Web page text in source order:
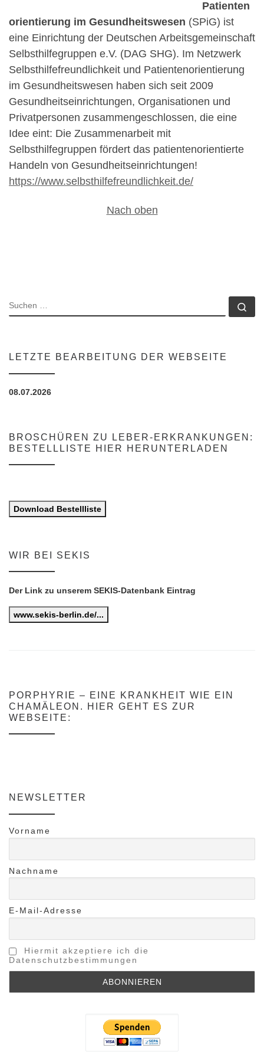
Patienten
orientierung im Gesundheitswesen (SPiG) ist
eine Einrichtung der Deutschen Arbeitsgemeinschaft
Selbsthilfegruppen e.V. (DAG SHG). Im Netzwerk
Selbsthilfefreundlichkeit und Patientenorientierung
im Gesundheitswesen haben sich seit 2009
Gesundheitseinrichtungen, Organisationen und
Privatpersonen zusammengeschlossen, die eine
Idee eint: Die Zusammenarbeit mit
Selbsthilfegruppen fördert das patientenorientierte
Handeln von Gesundheitseinrichtungen!
https://www.selbsthilfefreundlichkeit.de/
Nach oben
SUCHE
LETZTE BEARBEITUNG DER WEBSEITE
08.07.2026
BROSCHÜREN ZU LEBER-ERKRANKUNGEN:
BESTELLLISTE HIER HERUNTERLADEN
Download Bestellliste
WIR BEI SEKIS
Der Link zu unserem SEKIS-Datenbank Eintrag
www.sekis-berlin.de/...
PORPHYRIE – EINE KRANKHEIT WIE EIN
CHAMÄLEON. HIER GEHT ES ZUR
WEBSEITE:
NEWSLETTER
Vorname
Nachname
E-Mail-Adresse
Hiermit akzeptiere ich die
Datenschutzbestimmungen